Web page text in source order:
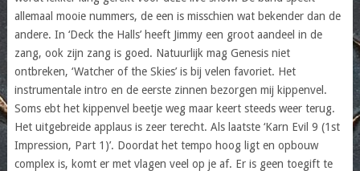
allemaal mooie nummers, de een is misschien wat bekender dan de
andere. In ‘Deck the Halls’ heeft Jimmy een groot aandeel in de
zang, ook zijn zang is goed. Natuurlijk mag Genesis niet
ontbreken, ‘Watcher of the Skies’ is bij velen favoriet. Het
instrumentale intro en de eerste zinnen bezorgen mij kippenvel.
Soms ebt het kippenvel beetje weg maar keert steeds weer terug.
Het uitgebreide applaus is zeer terecht. Als laatste ‘Karn Evil 9 (1st
Impression, Part 1)’. Doordat het tempo hoog ligt en opbouw
complex is, komt er met vlagen veel op je af. Er is geen toegift te